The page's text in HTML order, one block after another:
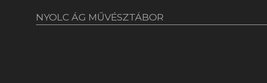
NYOLC ÁG MŰVÉSZTÁBOR